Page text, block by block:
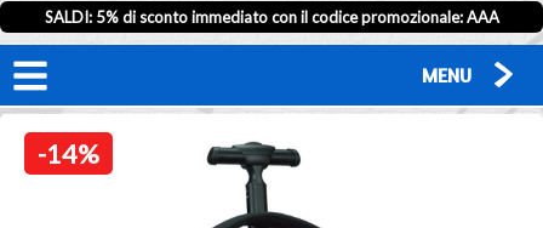
SALDI: 5% di sconto immediato con il codice promozionale: AAA
MENU
-14%